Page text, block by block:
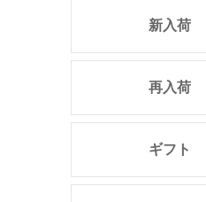
新入荷
再入荷
ギフト